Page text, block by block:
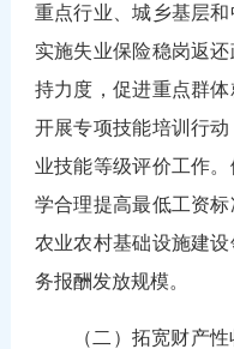
重点行业、城乡基层
实施失业保险稳岗返
持力度，促进重点群
开展专项技能培训行
业技能等级评价工作
学合理提高最低工资
农业农村基础设施建
务报酬发放规模。
（二）拓宽财产